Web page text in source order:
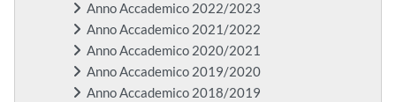
Anno Accademico 2022/2023
Anno Accademico 2021/2022
Anno Accademico 2020/2021
Anno Accademico 2019/2020
Anno Accademico 2018/2019